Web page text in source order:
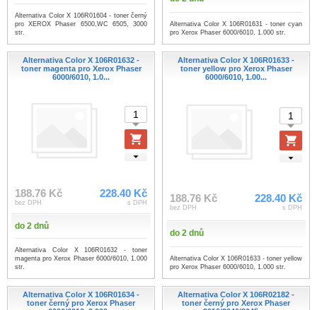
Alternativa Color X 106R01604 - toner černý
pro XEROX Phaser 6500,WC 6505, 3000
str.
Alternativa Color X 106R01631 - toner cyan
pro Xerox Phaser 6000/6010, 1.000 str.
Alternativa Color X 106R01632 -
toner magenta pro Xerox Phaser
6000/6010, 1.0...
188.76 Kč
bez DPH
228.40 Kč
s DPH
do 2 dnů
Alternativa Color X 106R01632 - toner
magenta pro Xerox Phaser 6000/6010, 1.000
str.
Alternativa Color X 106R01633 -
toner yellow pro Xerox Phaser
6000/6010, 1.00...
188.76 Kč
bez DPH
228.40 Kč
s DPH
do 2 dnů
Alternativa Color X 106R01633 - toner yellow
pro Xerox Phaser 6000/6010, 1.000 str.
Alternativa Color X 106R01634 -
toner černý pro Xerox Phaser
Alternativa Color X 106R02182 -
toner černý pro Xerox Phaser